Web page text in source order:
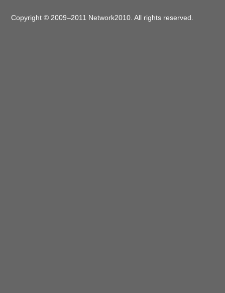
Copyright © 2009–2011 Network2010. All rights reserved.